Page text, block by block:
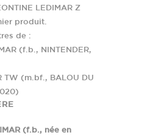
LEDIMAR Z
produit.
de :
(f.b., NINTENDER,
TW (m.bf., BALOU DU
(f.b., née en